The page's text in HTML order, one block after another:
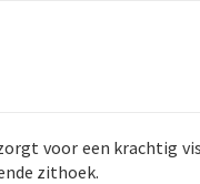
voor een krachtig
zithoek.